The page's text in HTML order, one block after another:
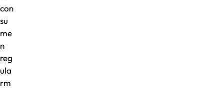
con
su
me
n
reg
ula
rm